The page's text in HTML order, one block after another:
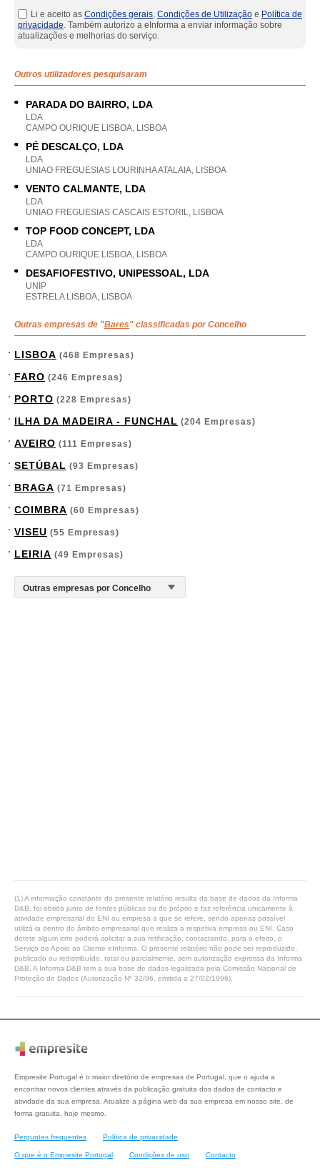
Li e aceito as Condições gerais, Condições de Utilização e Política de
privacidade. Também autorizo a eInforma a enviar informação sobre
atualizações e melhorias do serviço.
Outros utilizadores pesquisaram
PARADA DO BAIRRO, LDA
LDA
CAMPO OURIQUE LISBOA, LISBOA
PÉ DESCALÇO, LDA
LDA
UNIAO FREGUESIAS LOURINHA ATALAIA, LISBOA
VENTO CALMANTE, LDA
LDA
UNIAO FREGUESIAS CASCAIS ESTORIL, LISBOA
TOP FOOD CONCEPT, LDA
LDA
CAMPO OURIQUE LISBOA, LISBOA
DESAFIOFESTIVO, UNIPESSOAL, LDA
UNIP
ESTRELA LISBOA, LISBOA
Outras empresas de "Bares" classificadas por Concelho
LISBOA (468 Empresas)
FARO (246 Empresas)
PORTO (228 Empresas)
ILHA DA MADEIRA - FUNCHAL (204 Empresas)
AVEIRO (111 Empresas)
SETÚBAL (93 Empresas)
BRAGA (71 Empresas)
COIMBRA (60 Empresas)
VISEU (55 Empresas)
LEIRIA (49 Empresas)
(1) A informação constante do presente relatório resulta da base de dados da Informa
D&B, foi obtida junto de fontes públicas ou do próprio e faz referência unicamente à
atividade empresarial do ENI ou empresa a que se refere, sendo apenas possível
utilizá-la dentro do âmbito empresarial que realiza a respetiva empresa ou ENI. Caso
detete algum erro poderá solicitar a sua retificação, contactando, para o efeito, o
Serviço de Apoio ao Cliente eInforma. O presente relatório não pode ser reproduzido,
publicado ou redistribuído, total ou parcialmente, sem autorização expressa da Informa
D&B. A Informa D&B tem a sua base de dados legalizada pela Comissão Nacional de
Proteção de Dados (Autorização Nº 32/96, emitida a 27/02/1996).
Empresite Portugal é o maior diretório de empresas de Portugal, que o ajuda a
encontrar novos clientes através da publicação gratuita dos dados de contacto e
atividade da sua empresa. Atualize a página web da sua empresa em nosso site, de
forma gratuita, hoje mesmo.
Perguntas frequentes Política de privacidade
O que é o Empresite Portugal Condições de uso Contacto